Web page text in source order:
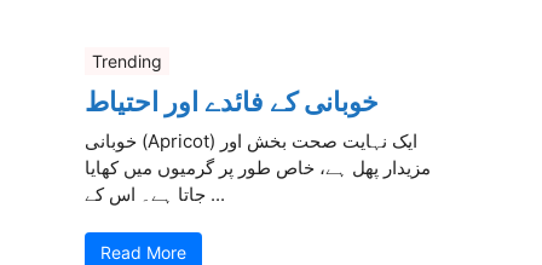
Trending
خوبانی کے فائدے اور احتیاط
خوبانی (Apricot) ایک نہایت صحت بخش اور
مزیدار پھل ہے، خاص طور پر گرمیوں میں کھایا
جاتا ہے۔ اس کے ...
Read More